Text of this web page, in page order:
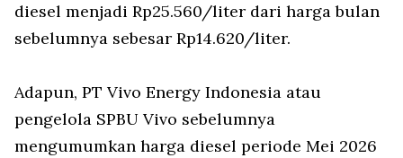
diesel menjadi Rp25.560/liter dari harga bulan
sebelumnya sebesar Rp14.620/liter.
Adapun, PT Vivo Energy Indonesia atau
pengelola SPBU Vivo sebelumnya
mengumumkan harga diesel periode Mei 2026